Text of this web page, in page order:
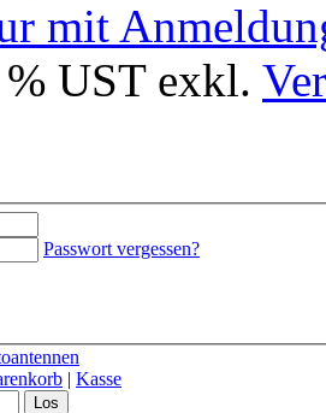
mit
UST exkl.
Passwort vergessen?
| Kasse
Los